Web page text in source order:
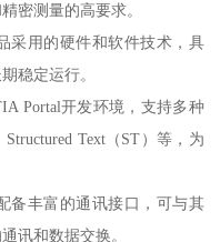
密测量的高要求。
采用的硬件和软件技术，具
稳定运行。
Portal开发环境，支持多种
Text（ST）等，为
备丰富的通讯接口，可与其
讯和数据交换。